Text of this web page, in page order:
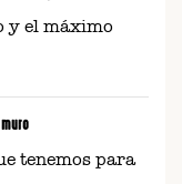
y el máximo
tenemos para